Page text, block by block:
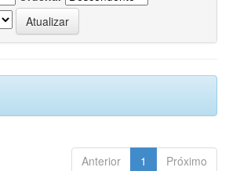
Anterior 1 Próximo